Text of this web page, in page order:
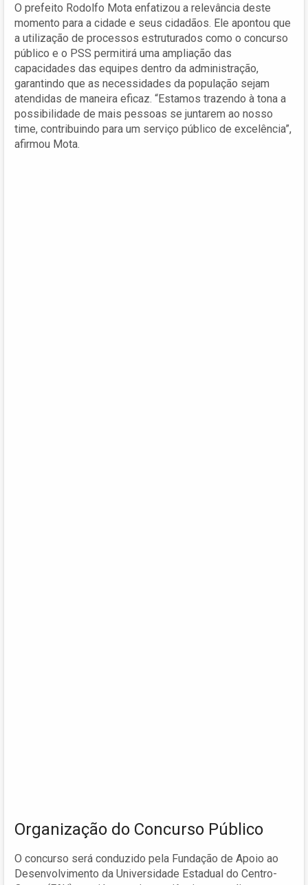
O prefeito Rodolfo Mota enfatizou a relevância deste
momento para a cidade e seus cidadãos. Ele apontou que
a utilização de processos estruturados como o concurso
público e o PSS permitirá uma ampliação das
capacidades das equipes dentro da administração,
garantindo que as necessidades da população sejam
atendidas de maneira eficaz. “Estamos trazendo à tona a
possibilidade de mais pessoas se juntarem ao nosso
time, contribuindo para um serviço público de excelência”,
afirmou Mota.
Organização do Concurso Público
O concurso será conduzido pela Fundação de Apoio ao
Desenvolvimento da Universidade Estadual do Centro-